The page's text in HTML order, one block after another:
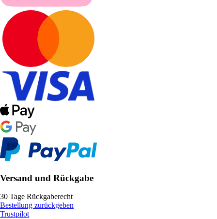
Versand und Rückgabe
30 Tage Rückgaberecht
Bestellung zurückgeben
Trustpilot